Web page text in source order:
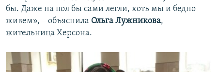
бы. Даже на пол бы сами легли, хоть мы и бедно
живем», – объяснила Ольга Лужникова,
жительница Херсона.